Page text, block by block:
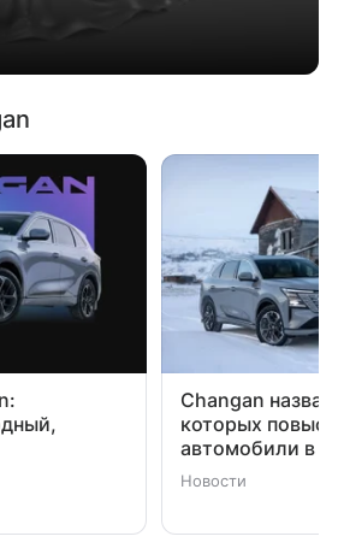
Changan
которых
автомобили в
Новости